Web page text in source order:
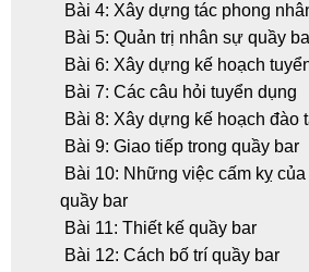
Bài 4: Xây dựng tác phong
Bài 5: Quản trị nhân sự quầy
Bài 6: Xây dựng kế hoạch
Bài 7: Các câu hỏi tuyển dụng
Bài 8: Xây dựng kế hoạch đào
Bài 9: Giao tiếp trong quầy bar
Bài 10: Những việc cấm kỵ
quầy bar
Bài 11: Thiết kế quầy bar
Bài 12: Cách bố trí quầy bar